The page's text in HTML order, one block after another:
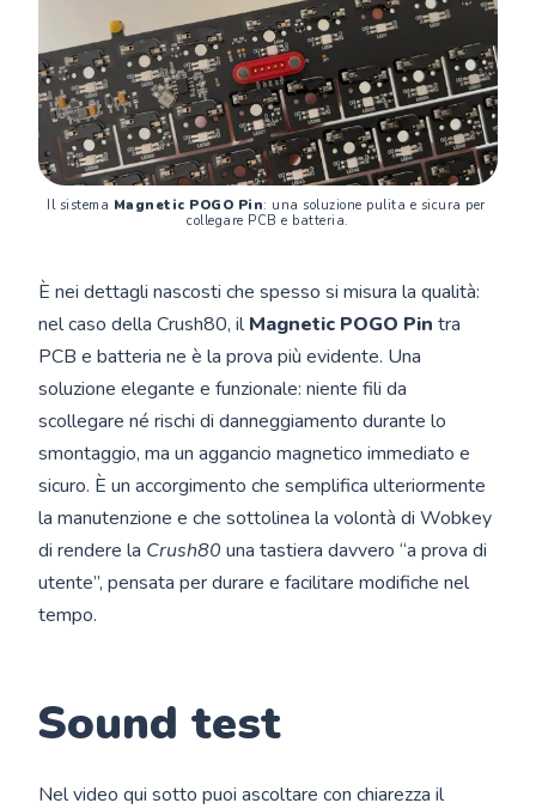
Il sistema Magnetic POGO Pin: una soluzione pulita e sicura per
collegare PCB e batteria.
È nei dettagli nascosti che spesso si misura la qualità:
nel caso della Crush80, ilMagnetic POGO Pin tra
PCB e batteria ne è la prova più evidente. Una
soluzione elegante e funzionale: niente fili da
scollegare né rischi di danneggiamento durante lo
smontaggio, ma un aggancio magnetico immediato e
sicuro. È un accorgimento che semplifica ulteriormente
la manutenzione e che sottolinea la volontà di Wobkey
di rendere la Crush80 una tastiera davvero “a prova di
utente”, pensata per durare e facilitare modifiche nel
tempo.
Sound test
Nel video qui sotto puoi ascoltare con chiarezza il